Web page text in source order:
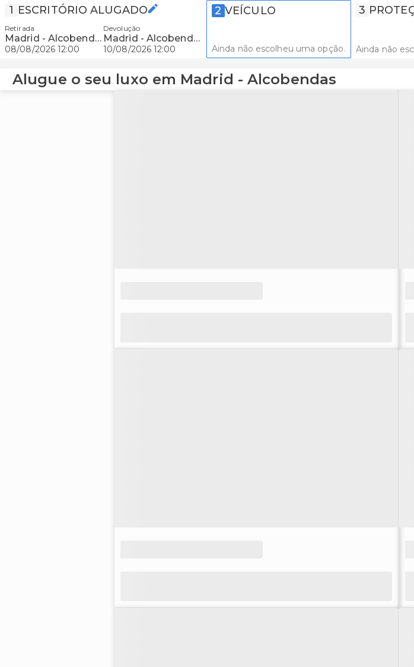
1 ESCRITÓRIO ALUGADO
Retirada
Madrid - Alcobendas
08/08/2026 12:00
Devolução
Madrid - Alcobendas
10/08/2026 12:00
2 VEÍCULO
Ainda não escolheu uma opção.
3
Ainda não
Alugue o seu luxo em Madrid - Alcobendas